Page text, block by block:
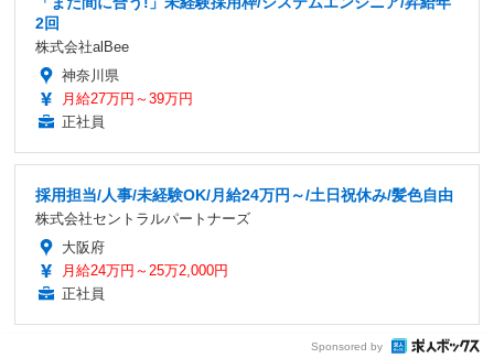
2回
株式会社alBee
神奈川県
月給27万円～39万円
正社員
採用担当/人事/未経験OK/月給24万円～/土日祝休み/髪色自由
株式会社セントラルパートナーズ
大阪府
月給24万円～25万2,000円
正社員
Sponsored by